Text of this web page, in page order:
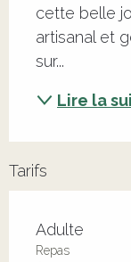
cette belle
artisanal et
sur...
Lire la
Tarifs
Adulte
Repas